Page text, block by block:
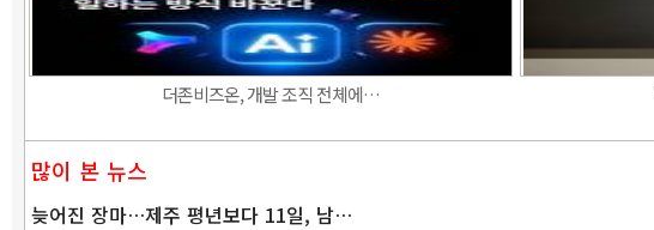
더존비즈온, 개발 조직 전체에…
많이 본 뉴스
늦어진 장마…제주 평년보다 11일, 남…